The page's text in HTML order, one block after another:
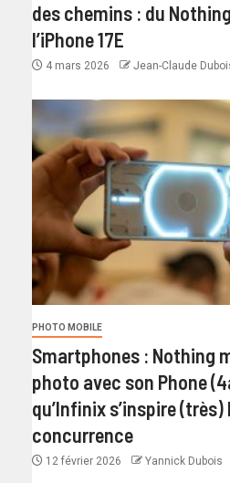
des chemins : du
l’iPhone 17E
4 mars 2026 Jean-Claude
PHOTO MOBILE
Smartphones : Nothing
photo avec son Phone
qu’Infinix s’inspire
concurrence
12 février 2026 Yannick Dubois